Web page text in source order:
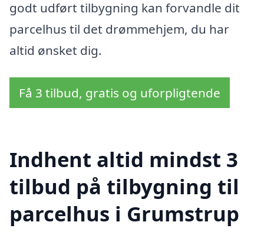
godt udført tilbygning kan forvandle dit
parcelhus til det drømmehjem, du har
altid ønsket dig.
Få 3 tilbud, gratis og uforpligtende
Indhent altid mindst 3
tilbud på tilbygning til
parcelhus i Grumstrup